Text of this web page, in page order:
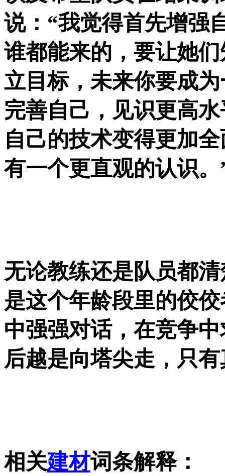
说：“我觉得首先增强
谁都能来的，要让她
立目标，未来你要成
完善自己，见识更高
自己的技术变得更加
有一个更直观的认识。
无论教练还是队员都
是这个年龄段里的佼
中强强对话，在竞争
后越是向塔尖走，只
相关建材词条解释：